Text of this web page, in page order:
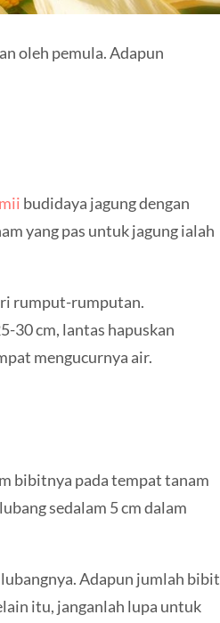
oleh pemula. Adapun
budidaya jagung dengan
yang pas untuk jagung ialah
rumput-rumputan.
30 cm, lantas hapuskan
mengucurnya air.
bibitnya pada tempat tanam
sedalam 5 cm dalam
Adapun jumlah bibit
itu, janganlah lupa untuk